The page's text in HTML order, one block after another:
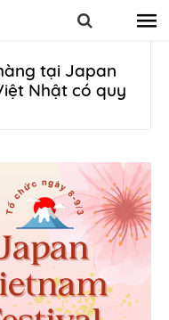
tại Japan
Nhật có quy